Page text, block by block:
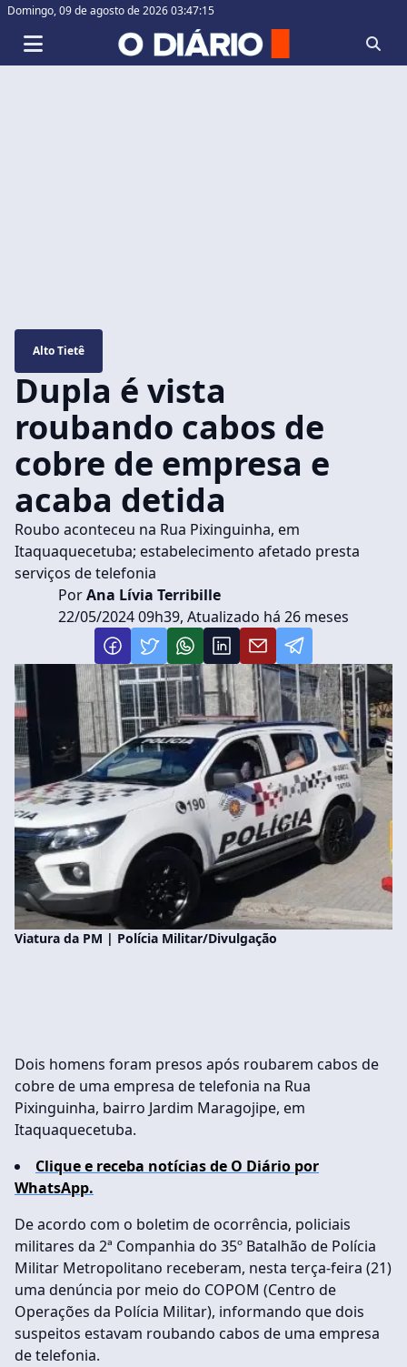
Domingo,09 de agosto de 2026 03:47:16
Alto Tietê
Dupla é vista
roubando cabos de
cobre de empresa e
acaba detida
Roubo aconteceu na Rua Pixinguinha, em
Itaquaquecetuba; estabelecimento afetado presta
serviços de telefonia
PorAna Lívia Terribille
22/05/2024 09h39, Atualizado há 26 meses
Viatura da PM | Polícia Militar/Divulgação
Dois homens foram presos após roubarem cabos de
cobre de uma empresa de telefonia na Rua
Pixinguinha, bairro Jardim Maragojipe, em
Itaquaquecetuba.
Clique e receba notícias de O Diário por
WhatsApp.
De acordo com o boletim de ocorrência, policiais
militares da 2ª Companhia do 35º Batalhão de Polícia
Militar Metropolitano receberam, nesta terça-feira (21)
uma denúncia por meio do COPOM (Centro de
Operações da Polícia Militar), informando que dois
suspeitos estavam roubando cabos de uma empresa
de telefonia.